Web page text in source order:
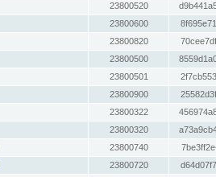
23800520
23800600
23800820
23800500
23800501
23800900
23800322
23800320
23800740
23800720